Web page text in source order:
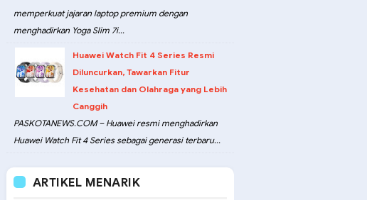
memperkuat jajaran laptop premium dengan
menghadirkan Yoga Slim 7i...
Huawei Watch Fit 4 Series Resmi
Diluncurkan, Tawarkan Fitur
Kesehatan dan Olahraga yang Lebih
Canggih
PASKOTANEWS.COM – Huawei resmi menghadirkan
Huawei Watch Fit 4 Series sebagai generasi terbaru...
ARTIKEL MENARIK